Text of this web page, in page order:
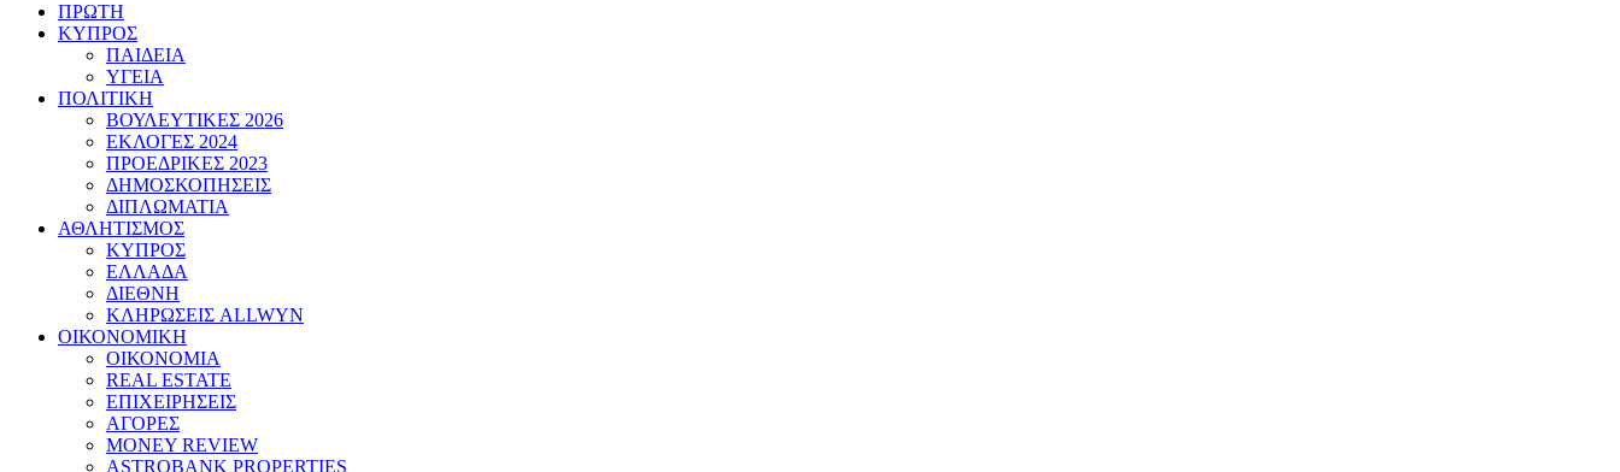
ΠΡΩΤΗ
ΚΥΠΡΟΣ
ΠΑΙΔΕΙΑ
ΥΓΕΙΑ
ΠΟΛΙΤΙΚΗ
ΒΟΥΛΕΥΤΙΚΕΣ 2026
ΕΚΛΟΓΕΣ 2024
ΠΡΟΕΔΡΙΚΕΣ 2023
ΔΗΜΟΣΚΟΠΗΣΕΙΣ
ΔΙΠΛΩΜΑΤΙΑ
ΑΘΛΗΤΙΣΜΟΣ
ΚΥΠΡΟΣ
ΕΛΛΑΔΑ
ΔΙΕΘΝΗ
ΚΛΗΡΩΣΕΙΣ ALLWYN
ΟΙΚΟΝΟΜΙΚΗ
ΟΙΚΟΝΟΜΙΑ
REAL ESTATE
ΕΠΙΧΕΙΡΗΣΕΙΣ
ΑΓΟΡΕΣ
MONEY REVIEW
ASTROBANK PROPERTIES